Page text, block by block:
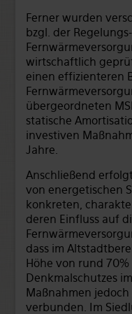
Ferner wurden
bzgl. der
wirtschaftlich
einen effizienteren
übergeordneten
statische
investiven
Jahre.
Anschließend
von energetischen
konkreten,
deren Einfluss auf
dass im
Höhe von rund
Denkmalschutzes
Maßnahmen
verbunden. Im